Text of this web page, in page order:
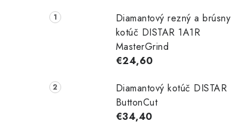
Diamantový rezný a brúsny
kotúč DISTAR 1A1R
MasterGrind
€24,60
Diamantový kotúč DISTAR
ButtonCut
€34,40